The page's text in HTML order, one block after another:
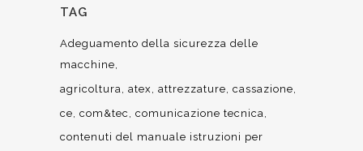
TAG
Adeguamento della sicurezza delle
macchine
agricoltura atex attrezzature cassazione
ce com&tec
comunicazione tecnica
contenuti del manuale istruzioni per